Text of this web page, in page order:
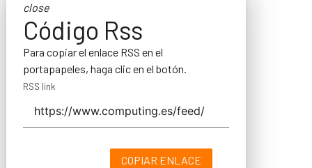
close
Código Rss
Para copiar el enlace RSS en el
portapapeles, haga clic en el botón.
RSS link
COPIAR ENLACE